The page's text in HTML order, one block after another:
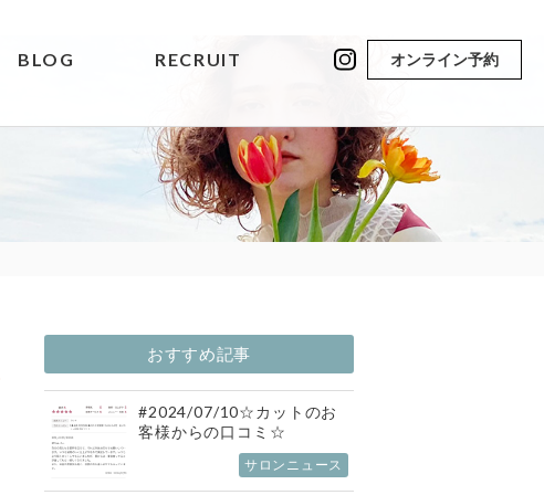
BLOG RECRUIT オンライン予約
おすすめ記事
#2024/07/10☆カットのお
客様からの口コミ☆
サロンニュース